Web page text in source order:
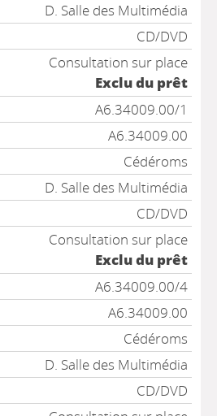
D. Salle des Multimédia
CD/DVD
Consultation sur place
Exclu du prêt
A6.34009.00/1
A6.34009.00
Cédéroms
D. Salle des Multimédia
CD/DVD
Consultation sur place
Exclu du prêt
A6.34009.00/4
A6.34009.00
Cédéroms
D. Salle des Multimédia
CD/DVD